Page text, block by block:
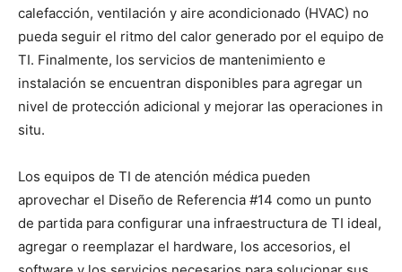
calefacción, ventilación y aire acondicionado (HVAC) no
pueda seguir el ritmo del calor generado por el equipo de
TI. Finalmente, los servicios de mantenimiento e
instalación se encuentran disponibles para agregar un
nivel de protección adicional y mejorar las operaciones in
situ.
Los equipos de TI de atención médica pueden
aprovechar el Diseño de Referencia #14 como un punto
de partida para configurar una infraestructura de TI ideal,
agregar o reemplazar el hardware, los accesorios, el